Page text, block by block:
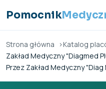
Pomocnik
Strona główna
Katalog
Zakład Medyczny "Diagmed
Przez Zakład Medyczny "Diag